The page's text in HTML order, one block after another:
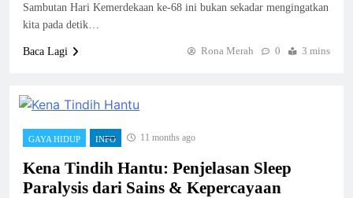
Sambutan Hari Kemerdekaan ke-68 ini bukan sekadar mengingatkan
kita pada detik…
Baca Lagi Rona Merah 0 3 mins
GAYA HIDUP INFO 11 months ago
Kena Tindih Hantu: Penjelasan Sleep
Paralysis dari Sains & Kepercayaan